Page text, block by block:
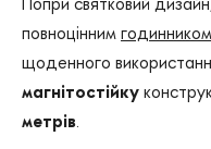
повноцінним
щоденного
магнітостійку
метрів